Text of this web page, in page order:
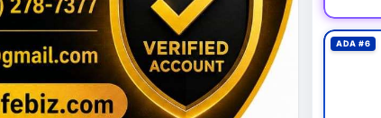
ADA #6